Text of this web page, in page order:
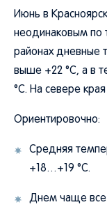
Июнь в
неодинаковым по
районах дневные
выше +22 °C, а в
°C. На севере
Ориентировочно:
Средняя
+18…+19 °C.
Днем чаще